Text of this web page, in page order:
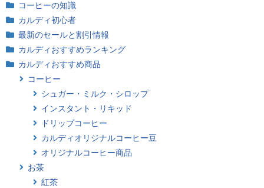
コーヒーの知識
カルディ初心者
最新のセールと割引情報
カルディおすすめランキング
カルディおすすめ商品
コーヒー
シュガー・ミルク・シロップ
インスタント・リキッド
ドリップコーヒー
カルディオリジナルコーヒー豆
オリジナルコーヒー商品
お茶
紅茶